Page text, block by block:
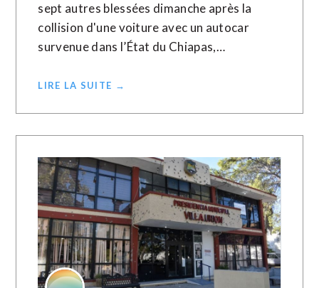
sept autres blessées dimanche après la
collision d'une voiture avec un autocar
survenue dans l’État du Chiapas,…
LIRE LA SUITE →